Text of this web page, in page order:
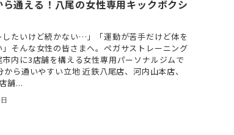
通える！八尾の女性専用キックボクシ
したいけど続かない…」「運動が苦手だけど体を
」そんな女性の皆さまへ。ペガサストレーニング
市内に3店舗を構える女性専用パーソナルジムで
から通いやすい立地 近鉄八尾店、河内山本店、
舗...